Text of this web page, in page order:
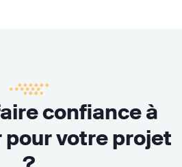
confiance à
votre projet